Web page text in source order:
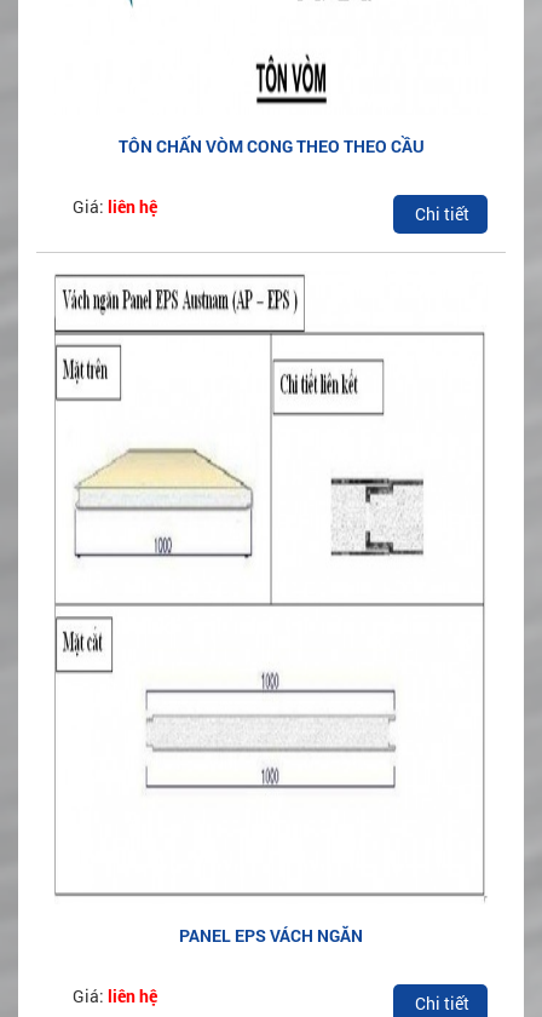
TÔN CHẤN VÒM CONG THEO THEO CẦU
Giá: liên hệ Chi tiết
PANEL EPS VÁCH NGĂN
Giá: liên hệ Chi tiết